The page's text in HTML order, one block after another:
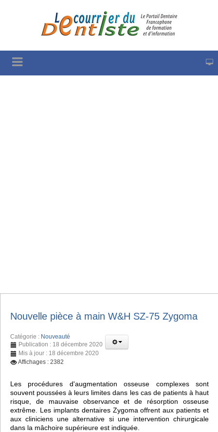
Nouvelle pièce à main W&H SZ-75 Zygoma
Catégorie : Nouveauté
Publication : 18 décembre 2020
Mis à jour : 18 décembre 2020
Affichages : 2382
Les procédures d'augmentation osseuse complexes sont
souvent poussées à leurs limites dans les cas de patients à haut
risque, de mauvaise observance et de résorption osseuse
extrême. Les implants dentaires Zygoma offrent aux patients et
aux cliniciens une alternative si une intervention chirurgicale
dans la mâchoire supérieure est indiquée.